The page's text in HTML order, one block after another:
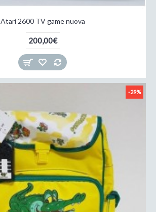
Atari 2600 TV game nuova
200,00€
-29%